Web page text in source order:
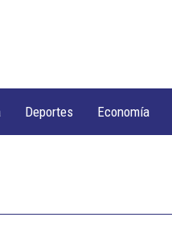
Deportes Economía